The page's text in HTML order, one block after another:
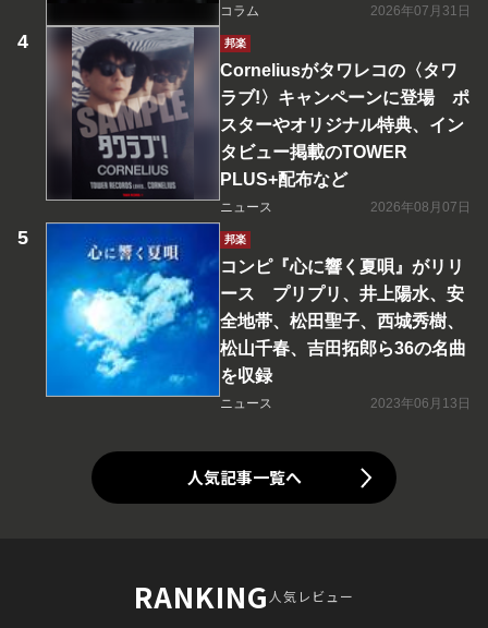
コラム 2026年07月31日
邦楽
Corneliusがタワレコの〈タワ
ラブ!〉キャンペーンに登場 ポ
スターやオリジナル特典、イン
タビュー掲載のTOWER
PLUS+配布など
ニュース 2026年08月07日
邦楽
コンピ『心に響く夏唄』がリリ
ース プリプリ、井上陽水、安
全地帯、松田聖子、西城秀樹、
松山千春、吉田拓郎ら36の名曲
を収録
ニュース 2023年06月13日
人気記事一覧へ
RANKING人気レビュー